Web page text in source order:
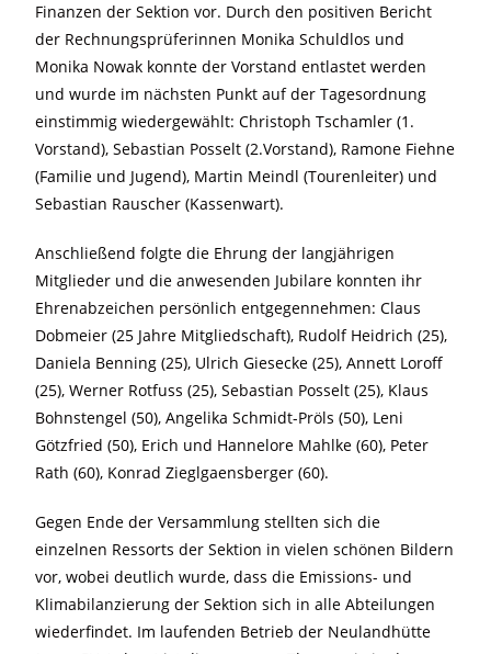
Finanzen der Sektion vor. Durch den positiven Bericht
der Rechnungsprüferinnen Monika Schuldlos und
Monika Nowak konnte der Vorstand entlastet werden
und wurde im nächsten Punkt auf der Tagesordnung
einstimmig wiedergewählt: Christoph Tschamler (1.
Vorstand), Sebastian Posselt (2.Vorstand), Ramone Fiehne
(Familie und Jugend), Martin Meindl (Tourenleiter) und
Sebastian Rauscher (Kassenwart).
Anschließend folgte die Ehrung der langjährigen
Mitglieder und die anwesenden Jubilare konnten ihr
Ehrenabzeichen persönlich entgegennehmen: Claus
Dobmeier (25 Jahre Mitgliedschaft), Rudolf Heidrich (25),
Daniela Benning (25), Ulrich Giesecke (25), Annett Loroff
(25), Werner Rotfuss (25), Sebastian Posselt (25), Klaus
Bohnstengel (50), Angelika Schmidt-Pröls (50), Leni
Götzfried (50), Erich und Hannelore Mahlke (60), Peter
Rath (60), Konrad Zieglgaensberger (60).
Gegen Ende der Versammlung stellten sich die
einzelnen Ressorts der Sektion in vielen schönen Bildern
vor, wobei deutlich wurde, dass die Emissions- und
Klimabilanzierung der Sektion sich in alle Abteilungen
wiederfindet. Im laufenden Betrieb der Neulandhütte